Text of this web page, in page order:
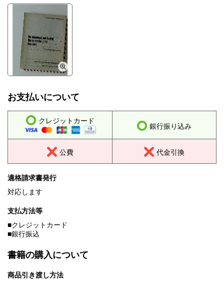
お支払いについて
クレジットカード
銀行振り込み
公費 代金引換
適格請求書発行
対応します
支払方法等
■クレジットカード
■銀行振込
書籍の購入について
商品引き渡し方法